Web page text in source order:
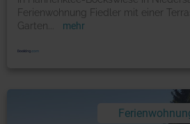
Ferienwohnung Fiedler mit einer
Garten
mehr